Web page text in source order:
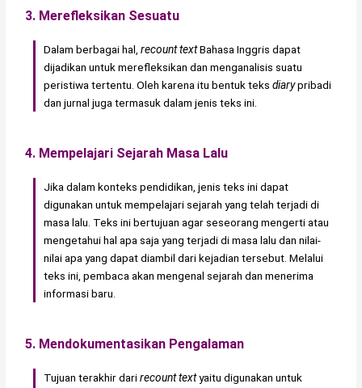
3. Merefleksikan Sesuatu
Dalam berbagai hal,recount textBahasa Inggris dapat
dijadikan untuk merefleksikan dan menganalisis suatu
peristiwa tertentu. Oleh karena itu bentuk teksdiarypribadi
dan jurnal juga termasuk dalam jenis teks ini.
4. Mempelajari Sejarah Masa Lalu
Jika dalam konteks pendidikan, jenis teks ini dapat
digunakan untuk mempelajari sejarah yang telah terjadi di
masa lalu. Teks ini bertujuan agar seseorang mengerti atau
mengetahui hal apa saja yang terjadi di masa lalu dan nilai-
nilai apa yang dapat diambil dari kejadian tersebut. Melalui
teks ini, pembaca akan mengenal sejarah dan menerima
informasi baru.
5. Mendokumentasikan Pengalaman
Tujuan terakhir darirecount textyaitu digunakan untuk